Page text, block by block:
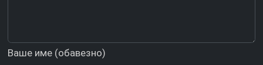
Ваше име (обавезно)